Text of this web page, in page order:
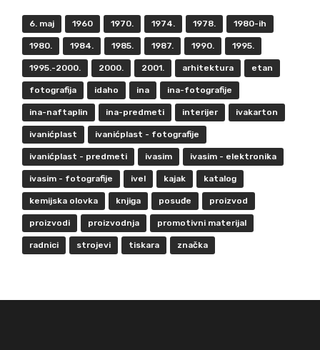
6. maj 1960 1970. 1974. 1978. 1980-ih
1980. 1984. 1985. 1987. 1990. 1995.
1995.-2000. 2000. 2001. arhitektura etan
fotografija idaho ina ina-fotografije
ina-naftaplin ina-predmeti interijer ivakarton
ivanićplast ivanićplast - fotografije
ivanićplast - predmeti ivasim ivasim - elektronika
ivasim - fotografije ivel kajak katalog
kemijska olovka knjiga posuđe proizvod
proizvodi proizvodnja promotivni materijal
radnici strojevi tiskara značka